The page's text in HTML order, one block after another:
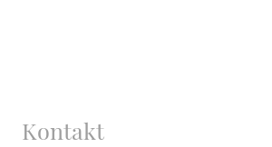
Kontakt